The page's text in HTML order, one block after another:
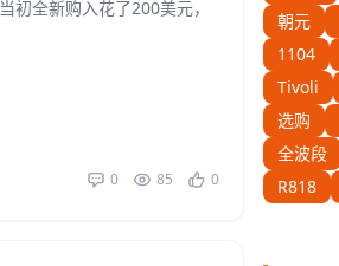
全新购入花了200美元，
0 85 0
朝元
1104
Tivoli
选购
全波段
R818